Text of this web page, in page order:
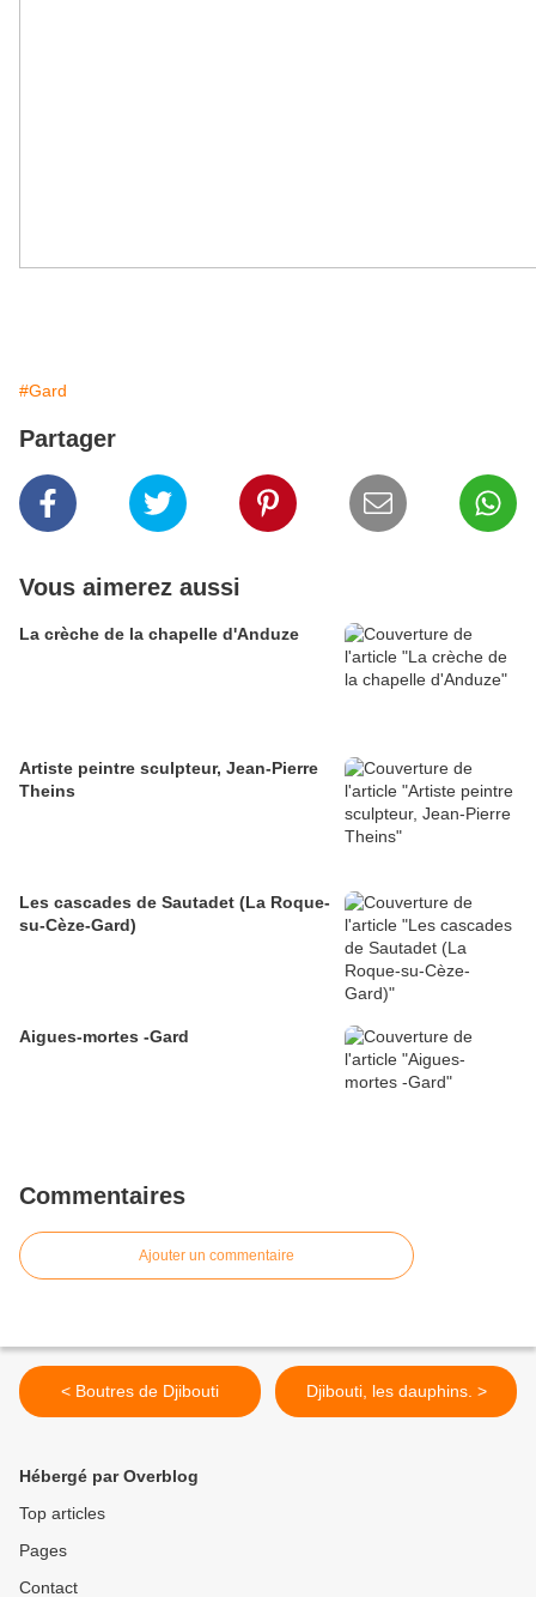
#Gard
Partager
Vous aimerez aussi
La crèche de la chapelle d'Anduze
Artiste peintre sculpteur, Jean-Pierre
Theins
Les cascades de Sautadet (La Roque-
su-Cèze-Gard)
Aigues-mortes -Gard
Commentaires
Ajouter un commentaire
< Boutres de Djibouti Djibouti, les dauphins. >
Hébergé par Overblog
Top articles
Pages
Contact